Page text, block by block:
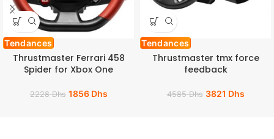
Tendances
Thrustmaster Ferrari 458
Spider for Xbox One
2228Dhs 1856 Dhs
Tendances
Thrustmaster tmx force
feedback
4585Dhs 3821 Dhs